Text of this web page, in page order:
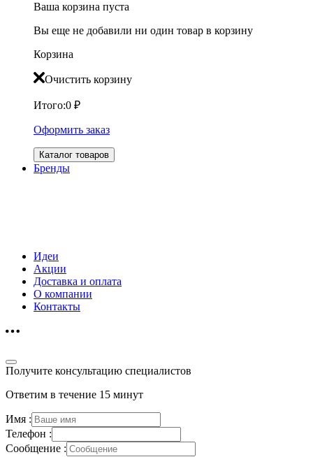
Ваша корзина пуста
Вы еще не добавили ни один товар в корзину
Корзина
Очистить корзину
Итого:0 ₽
Оформить заказ
Каталог товаров
Бренды
Идеи
Акции
Доставка и оплата
О компании
Контакты
Получите консультацию специалистов
Ответим в течение 15 минут
Имя :
Телефон :
Сообщение :